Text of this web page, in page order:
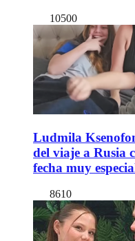
10500
Ludmila
del viaje a Rusia
fecha muy
8610